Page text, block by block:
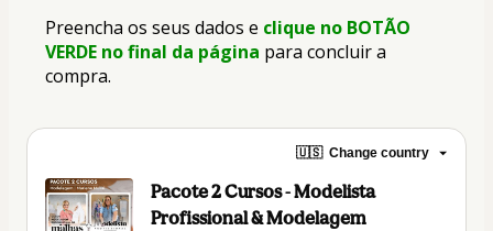
Preencha os seus dados e clique no BOTÃO
VERDE no final da página para concluir a
compra.
🇺🇸 Change country
Pacote 2 Cursos - Modelista
Profissional & Modelagem